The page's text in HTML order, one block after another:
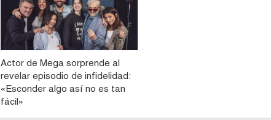
Actor de Mega sorprende al
revelar episodio de infidelidad:
«Esconder algo así no es tan
fácil»